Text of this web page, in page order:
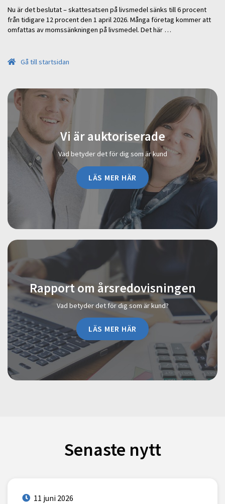
Nu är det beslutat – skattesatsen på livsmedel sänks till 6 procent
från tidigare 12 procent den 1 april 2026. Många företag kommer att
omfattas av momssänkningen på livsmedel. Det här …
Gå till startsidan
Vi är auktoriserade
Vad betyder det för dig som är kund
LÄS MER HÄR
Rapport om årsredovisningen
Vad betyder det för dig som är kund?
LÄS MER HÄR
Senaste nytt
11 juni 2026